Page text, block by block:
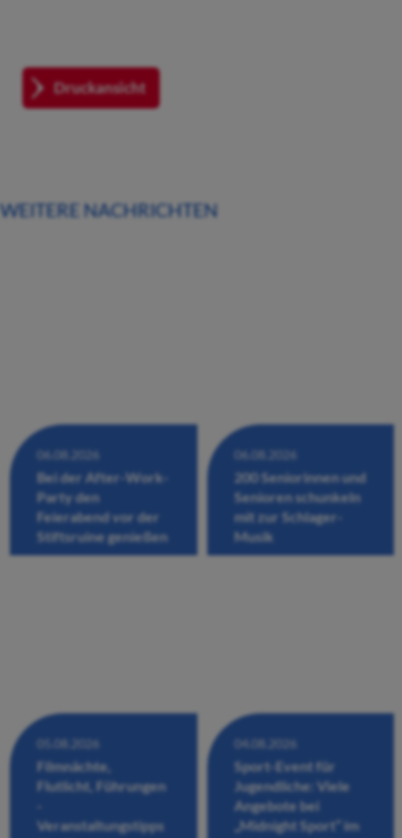
Druckansicht
WEITERE NACHRICHTEN
06.08.2026
Bei der After-Work-
Party den
Feierabend vor der
Stiftsruine genießen
06.08.2026
200 Seniorinnen und
Senioren schunkeln
mit zur Schlager-
Musik
05.08.2026
Filmnächte,
Flutlicht, Führungen
Veranstaltungstipps
04.08.2026
Sport-Event für
Jugendliche: Viele
Angebote bei
„Midnight Sport“ im